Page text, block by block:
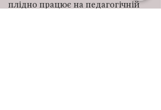
плідно працює на педагогічній